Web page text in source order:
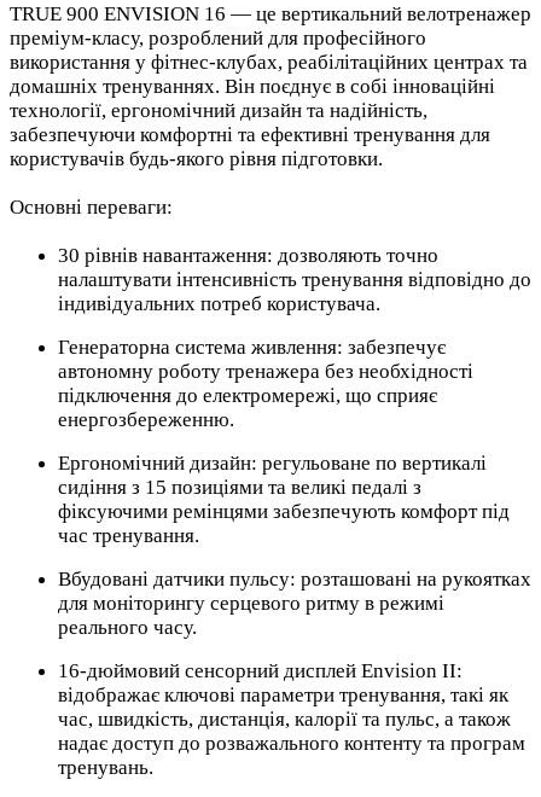
TRUE 900 ENVISION 16 — це вертикальний велотренажер
преміум-класу, розроблений для професійного
використання у фітнес-клубах, реабілітаційних центрах та
домашніх тренуваннях. Він поєднує в собі інноваційні
технології, ергономічний дизайн та надійність,
забезпечуючи комфортні та ефективні тренування для
користувачів будь-якого рівня підготовки.
Основні переваги:
30 рівнів навантаження: дозволяють точно
налаштувати інтенсивність тренування відповідно до
індивідуальних потреб користувача.
Генераторна система живлення: забезпечує
автономну роботу тренажера без необхідності
підключення до електромережі, що сприяє
енергозбереженню.
Ергономічний дизайн: регульоване по вертикалі
сидіння з 15 позиціями та великі педалі з
фіксуючими ремінцями забезпечують комфорт під
час тренування.
Вбудовані датчики пульсу: розташовані на рукоятках
для моніторингу серцевого ритму в режимі
реального часу.
16-дюймовий сенсорний дисплей Envision II:
відображає ключові параметри тренування, такі як
час, швидкість, дистанція, калорії та пульс, а також
надає доступ до розважального контенту та програм
тренувань.